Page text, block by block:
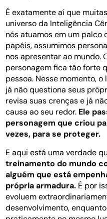
É exatamente aí que
universo da Inteligência
nós atuamos em um palco
papéis, assumimos
nos apresentar ao mundo.
personagem fica tão forte
pessoa. Nesse momento,
já não questiona seus
revisa suas crenças e já
causa ao seu redor. Ele
personagem que criou
vezes, para se proteger.
E aqui está uma verdade
treinamento do mundo
alguém que está
própria armadura. É por
evoluem
desenvolvimento,